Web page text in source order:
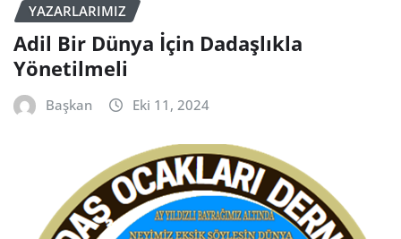
YAZARLARIMIZ
Adil Bir Dünya İçin Dadaşlıkla
Yönetilmeli
Başkan Eki 11, 2024